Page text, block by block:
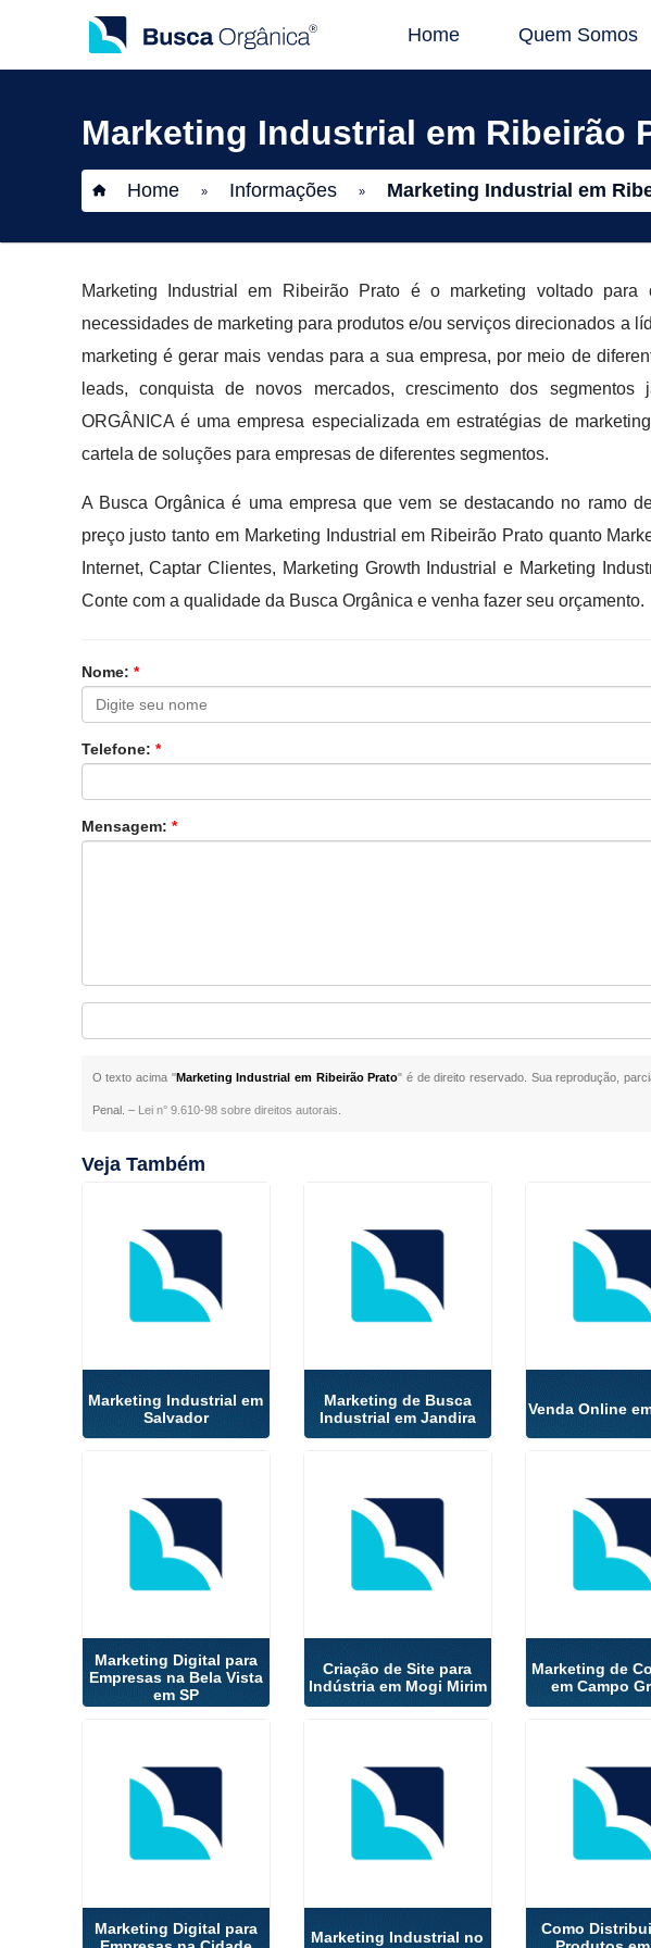
Home Quem Somos
Marketing Industrial em Ribeirão
Home » Informações » Marketing Industrial em
Marketing Industrial em Ribeirão Prato é o marketing voltado para
necessidades de marketing para produtos e/ou serviços direcionados a
marketing é gerar mais vendas para a sua empresa, por meio de
leads, conquista de novos mercados, crescimento dos
ORGÂNICA é uma empresa especializada em estratégias de
cartela de soluções para empresas de diferentes segmentos.
A Busca Orgânica é uma empresa que vem se destacando no ramo
preço justo tanto em Marketing Industrial em Ribeirão Prato quanto
Internet, Captar Clientes, Marketing Growth Industrial e Marketing
Conte com a qualidade da Busca Orgânica e venha fazer seu orçamento.
Nome: *
Telefone: *
Mensagem: *
O texto acima "Marketing Industrial em Ribeirão Prato" é de direito reservado. Sua reprodução,
Penal. – Lei n° 9.610-98 sobre direitos autorais
Veja Também
Marketing Industrial em
Salvador
Marketing de Busca
Industrial em Jandira
Venda Online
Marketing Digital para
Empresas na Bela Vista
em SP
Criação de Site para
Indústria em Mogi Mirim
Marketing de
em Campo
Marketing Digital para
Marketing Industrial no
Como